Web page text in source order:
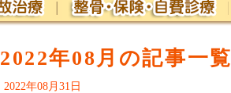
2022年08月の記事一覧
2022年08月31日